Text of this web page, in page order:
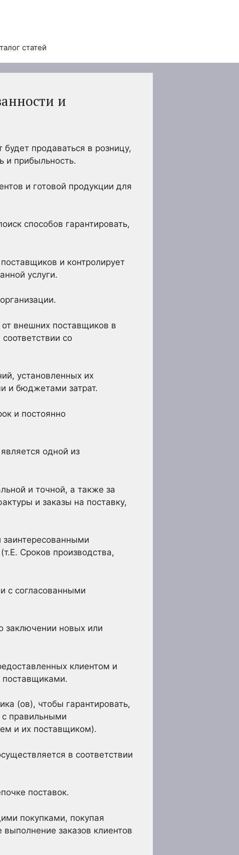
статей
и
продаваться в розницу,
и прибыльность.
и готовой продукции для
способов гарантировать,
и контролирует
услуги.
внешних поставщиков в
со
установленных их
и бюджетами затрат.
и постоянно
одной из
и точной, а также за
и заказы на поставку,
заинтересованными
Сроков производства,
с согласованными
заключении новых или
клиентом и
поставщиками.
(ов), чтобы гарантировать,
с правильными
и их поставщиком).
в соответствии
поставок.
покупками, покупая
заказов клиентов